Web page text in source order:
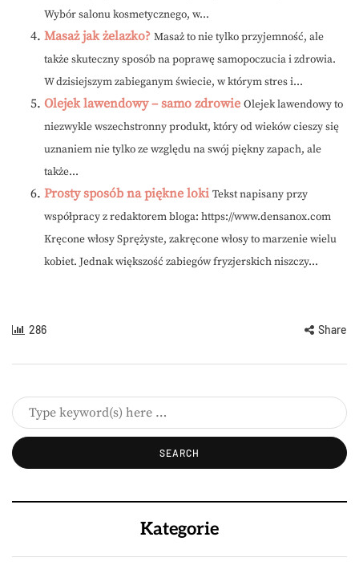
Wybór salonu kosmetycznego, w...
Masaż jak żelazko? Masaż to nie tylko przyjemność, ale
także skuteczny sposób na poprawę samopoczucia i zdrowia.
W dzisiejszym zabieganym świecie, w którym stres i...
Olejek lawendowy – samo zdrowie Olejek lawendowy to
niezwykle wszechstronny produkt, który od wieków cieszy się
uznaniem nie tylko ze względu na swój piękny zapach, ale
także...
Prosty sposób na piękne loki Tekst napisany przy
współpracy z redaktorem bloga: https://www.densanox.com
Kręcone włosy Sprężyste, zakręcone włosy to marzenie wielu
kobiet. Jednak większość zabiegów fryzjerskich niszczy...
286 Share
Kategorie